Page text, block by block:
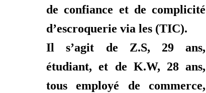
de confiance et de complicité
d’escroquerie via les (TIC).
Il s’agit de Z.S, 29 ans,
étudiant, et de K.W, 28 ans,
tous employé de commerce,